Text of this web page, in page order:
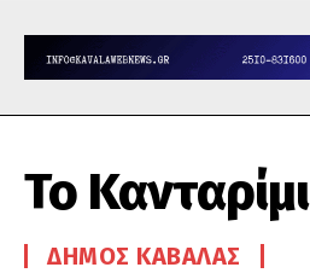
Το Κανταρίμι
ΔΉΜΟΣ ΚΑΒΆΛΑΣ